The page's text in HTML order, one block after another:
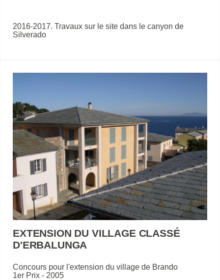
2016-2017. Travaux sur le site dans le canyon de
Silverado
EXTENSION DU VILLAGE CLASSÉ
D'ERBALUNGA
Concours pour l'extension du village de Brando
1er Prix - 2005